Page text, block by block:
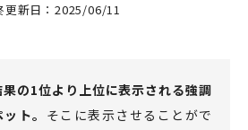
更新日：2025/06/11
の1位より上位に表示される強調
ト。 そこに表示させることがで